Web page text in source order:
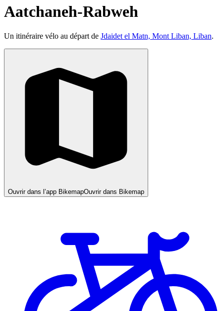
Aatchaneh-Rabweh
Un itinéraire vélo au départ de Jdaidet el Matn, Mont Liban, Liban.
Ouvrir dans l’app BikemapOuvrir dans Bikemap